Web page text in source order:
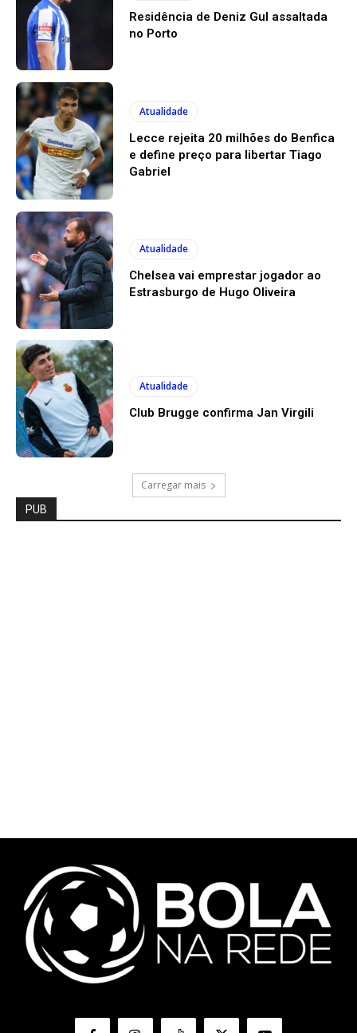
Residência de Deniz Gul assaltada
no Porto
Atualidade
Lecce rejeita 20 milhões do Benfica
e define preço para libertar Tiago
Gabriel
Atualidade
Chelsea vai emprestar jogador ao
Estrasburgo de Hugo Oliveira
Atualidade
Club Brugge confirma Jan Virgili
Carregar mais
PUB